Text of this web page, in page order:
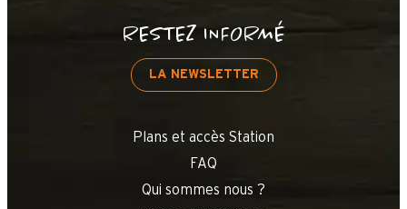
RESTEZ INFORMÉ
LA NEWSLETTER
Plans et accès Station
FAQ
Qui sommes nous ?